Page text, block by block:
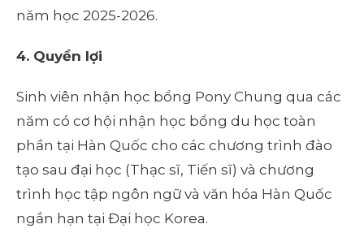
năm học 2025-2026.
4. Quyền lợi
Sinh viên nhận học bổng Pony Chung qua các
năm có cơ hội nhận học bổng du học toàn
phần tại Hàn Quốc cho các chương trình đào
tạo sau đại học (Thạc sĩ, Tiến sĩ) và chương
trình học tập ngôn ngữ và văn hóa Hàn Quốc
ngắn hạn tại Đại học Korea.